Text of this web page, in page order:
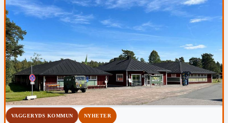
VAGGERYDS KOMMUN NYHETER